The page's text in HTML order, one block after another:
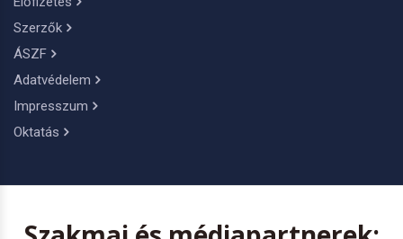
Szerzők
ÁSZF
Adatvédelem
Impresszum
Oktatás